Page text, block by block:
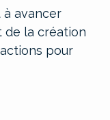
à avancer
la création
pour